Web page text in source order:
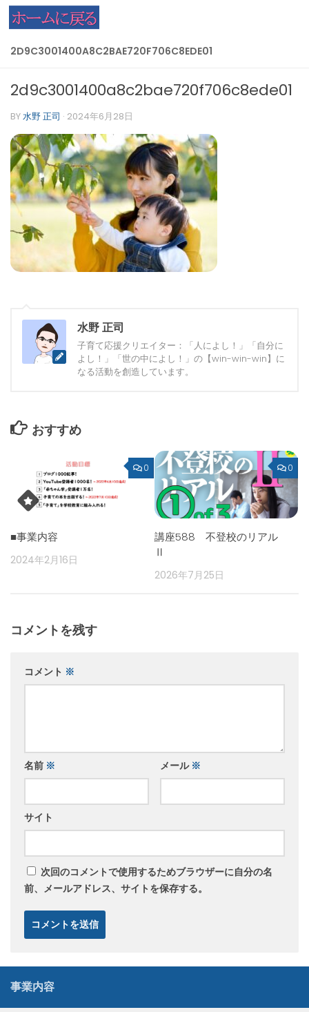
コンテンツへスキップ
2D9C3001400A8C2BAE720F706C8EDE01
2d9c3001400a8c2bae720f706c8ede01
BY水野 正司 · 2024年6月28日
水野 正司
子育て応援クリエイター：「人によし！」「自分に
よし！」「世の中によし！」の【win-win-win】に
なる活動を創造しています。
おすすめ
0
■事業内容
2024年2月16日
0
講座588 不登校のリアル
Ⅱ
2026年7月25日
コメントを残す
コメント ※
名前 ※ メール ※
サイト
次回のコメントで使用するためブラウザーに自分の名
前、メールアドレス、サイトを保存する。
事業内容